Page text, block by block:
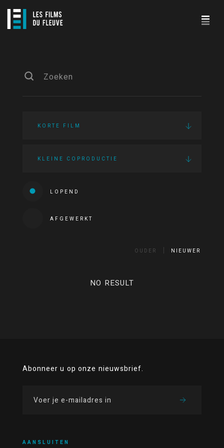
KORTE FILM
KLEINE COPRODUCTIE
LOPEND
AFGEWERKT
OUDER NIEUWER
NO RESULT
Abonneer u op onze nieuwsbrief.
AANSLUITEN